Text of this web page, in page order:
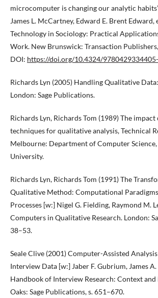
microcomputer is changing our analytic
James L. McCartney, Edward E. Brent Edward,
Technology in Sociology: Practical
Work. New Brunswick: Transaction
DOI: https://doi.org/10.4324/
Richards Lyn (2005) Handling Qualitative
London: Sage Publications.
Richards Lyn, Richards Tom (1989) The
techniques for qualitative analysis, Technical
Melbourne: Department of Computer Science,
University.
Richards Lyn, Richards Tom (1991) The
Qualitative Method: Computational Paradigms
Processes [w:] Nigel G. Fielding, Raymond M.
Computers in Qualitative Research. London:
38–53.
Seale Clive (2001) Computer-Assisted
Interview Data [w:] Jaber F. Gubrium, James
Handbook of Interview Research: Context and
Oaks: Sage Publications, s. 651–670.